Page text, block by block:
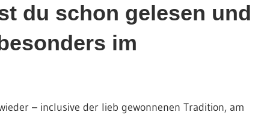
du schon gelesen und
im
– inclusive der lieb gewonnenen Tradition, am